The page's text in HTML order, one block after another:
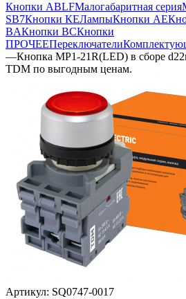
Кнопки ABLFМалогабаритная серия
SB7Кнопки КЕЛампыКнопки AE
BAКнопки BCКнопки
ПРОЧЕЕПереключатели
—Кнопка MP1-21R(LED) в сборе
TDM по выгодным ценам.
Артикул: SQ0747-0017